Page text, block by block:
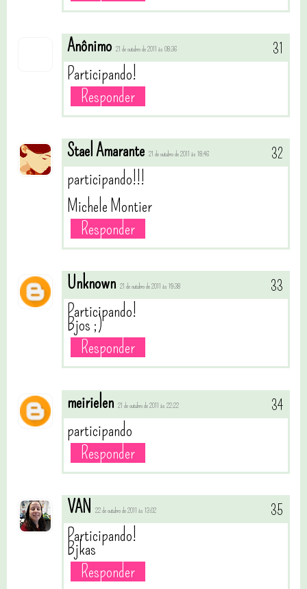
Anônimo 21 de outubro de 2011 às 08:36
Participando!
Responder
Stael Amarante 21 de outubro de 2011 às 18:46
participando!!!
Michele Montier
Responder
Unknown 21 de outubro de 2011 às 19:38
Participando!
Bjos ;)
Responder
meirielen 21 de outubro de 2011 às 22:22
participando
Responder
VAN 22 de outubro de 2011 às 13:02
Participando!
Bjkas
Responder